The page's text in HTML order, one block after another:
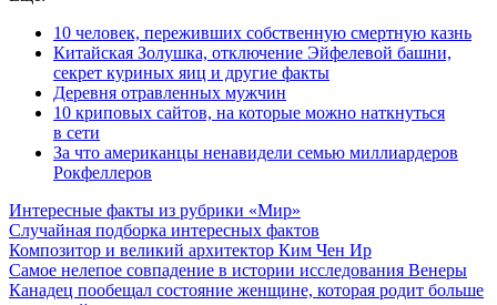
10 человек, переживших собственную смертную казнь
Китайская Золушка, отключение Эйфелевой башни,
секрет куриных яиц и другие факты
Деревня отравленных мужчин
10 криповых сайтов, на которые можно наткнуться
в сети
За что американцы ненавидели семью миллиардеров
Рокфеллеров
Интересные факты из рубрики «Мир»
Случайная подборка интересных фактов
Композитор и великий архитектор Ким Чен Ир
Самое нелепое совпадение в истории исследования Венеры
Канадец пообещал состояние женщине, которая родит больше